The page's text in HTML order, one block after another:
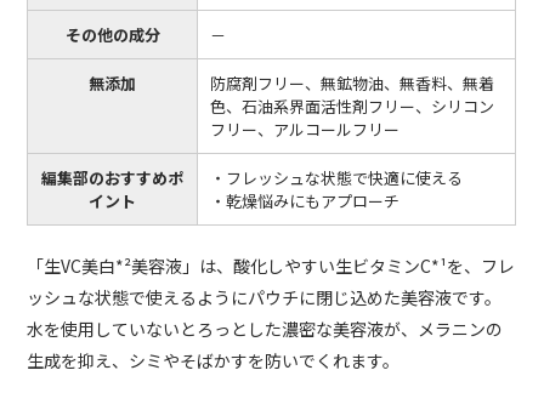
その他の成分 －
無添加
防腐剤フリー、無鉱物油、無香料、無着
色、石油系界面活性剤フリー、シリコン
フリー、アルコールフリー
編集部のおすすめポ
イント
・フレッシュな状態で快適に使える
・乾燥悩みにもアプローチ
「生VC美白*²美容液」は、酸化しやすい生ビタミンC*¹を、フレ
ッシュな状態で使えるようにパウチに閉じ込めた美容液です。
水を使用していないとろっとした濃密な美容液が、メラニンの
生成を抑え、シミやそばかすを防いでくれます。